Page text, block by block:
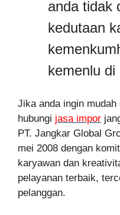
anda tidak
kedutaan
kemenlu di
Jika anda ingin
hubungi jasa impor
PT. Jangkar Global
mei 2008 dengan
karyawan dan
pelayanan terbaik,
pelanggan.